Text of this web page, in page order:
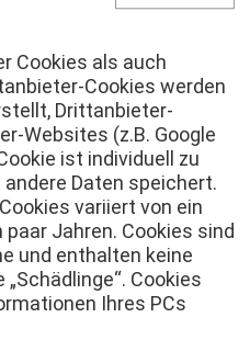
Cookies als auch
Cookies werden
Drittanbieter-
Websites (z.B. Google
ist individuell zu
Daten speichert.
variiert von ein
Jahren. Cookies sind
und enthalten keine
Cookies
Ihres PCs